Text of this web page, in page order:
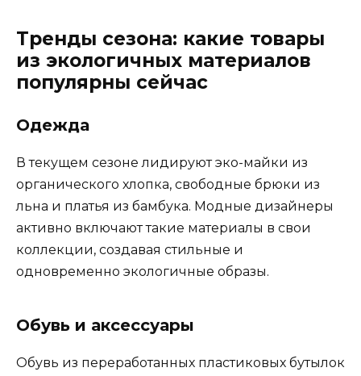
Тренды сезона: какие товары
из экологичных материалов
популярны сейчас
Одежда
В текущем сезоне лидируют эко-майки из
органического хлопка, свободные брюки из
льна и платья из бамбука. Модные дизайнеры
активно включают такие материалы в свои
коллекции, создавая стильные и
одновременно экологичные образы.
Обувь и аксессуары
Обувь из переработанных пластиковых бутылок